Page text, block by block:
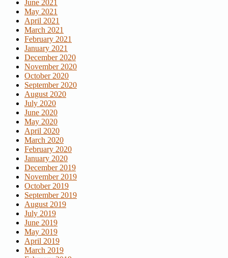
June 2021
May 2021
April 2021
March 2021
February 2021
January 2021
December 2020
November 2020
October 2020
September 2020
August 2020
July 2020
June 2020
May 2020
April 2020
March 2020
February 2020
January 2020
December 2019
November 2019
October 2019
September 2019
August 2019
July 2019
June 2019
May 2019
April 2019
March 2019